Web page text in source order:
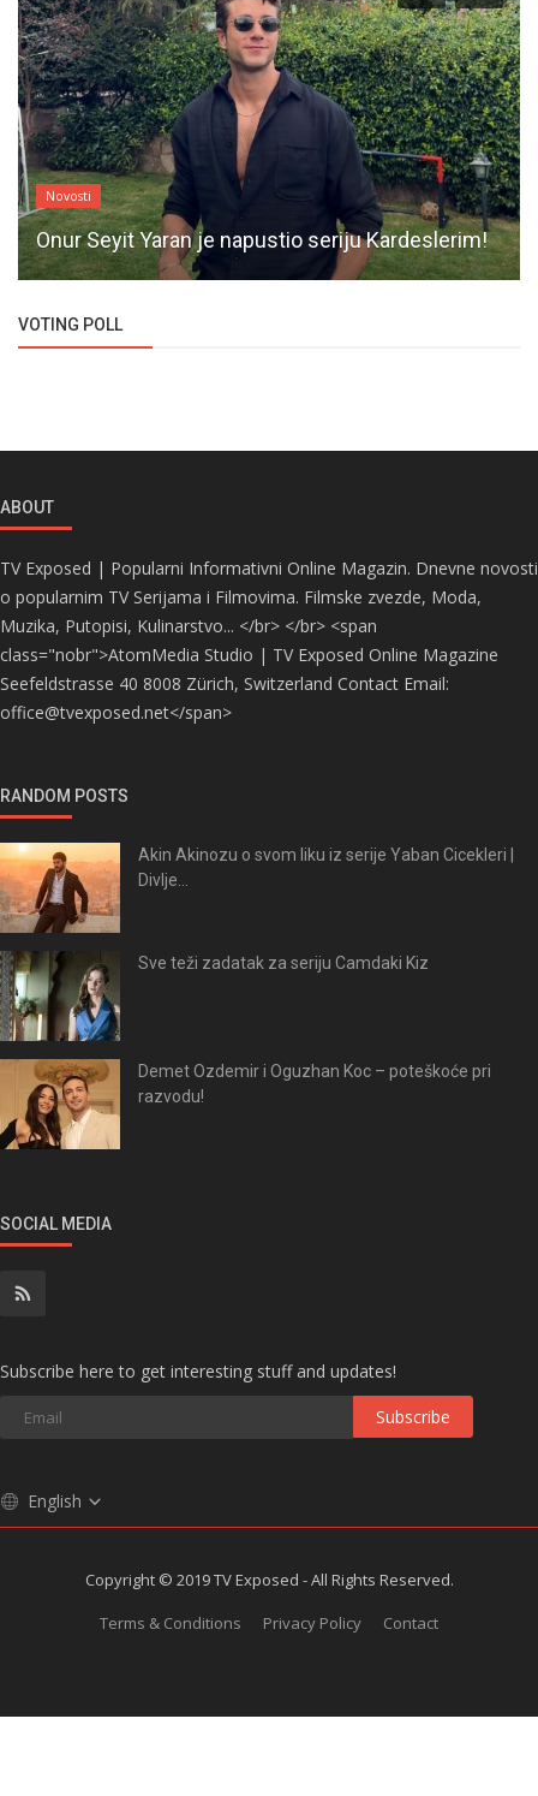
Novosti
Onur Seyit Yaran je napustio seriju Kardeslerim!
VOTING POLL
ABOUT
TV Exposed | Popularni Informativni Online Magazin. Dnevne novosti
o popularnim TV Serijama i Filmovima. Filmske zvezde, Moda,
Muzika, Putopisi, Kulinarstvo... </br> </br> <span
class="nobr">AtomMedia Studio | TV Exposed Online Magazine
Seefeldstrasse 40 8008 Zürich, Switzerland Contact Email:
office@tvexposed.net</span>
RANDOM POSTS
Akin Akinozu o svom liku iz serije Yaban Cicekleri |
Divlje...
Sve teži zadatak za seriju Camdaki Kiz
Demet Ozdemir i Oguzhan Koc – poteškoće pri
razvodu!
SOCIAL MEDIA
Subscribe here to get interesting stuff and updates!
Subscribe
English
Copyright © 2019 TV Exposed - All Rights Reserved.
Terms & Conditions
Privacy Policy Contact